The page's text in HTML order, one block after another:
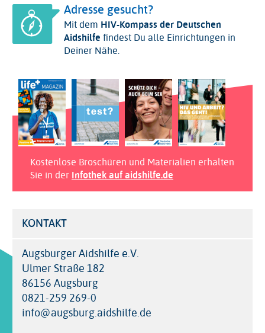
Adresse gesucht?
Mit dem HIV-Kompass der Deutschen
Aidshilfe findest Du alle Einrichtungen in
Deiner Nähe.
Kostenlose Broschüren und Materialien erhalten
Sie in der Infothek auf aidshilfe.de
KONTAKT
Augsburger Aidshilfe e.V.
Ulmer Straße 182
86156 Augsburg
0821-259 269-0
info@augsburg.aidshilfe.de